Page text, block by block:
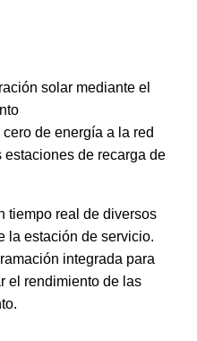
solar mediante el
de energía a la red
de recarga de
tiempo real de diversos
la estación de servicio.
integrada para
el rendimiento de las